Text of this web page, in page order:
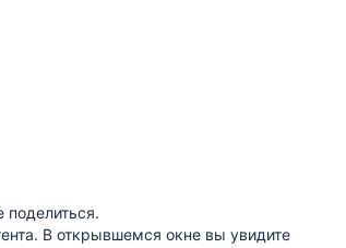
поделиться.
В открывшемся окне вы увидите